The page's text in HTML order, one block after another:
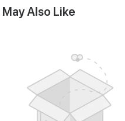
May Also Like